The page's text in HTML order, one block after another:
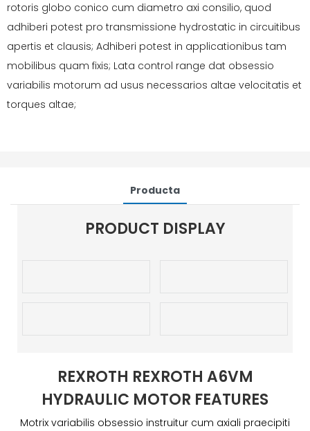
rotoris globo conico cum diametro axi consilio, quod
adhiberi potest pro transmissione hydrostatic in circuitibus
apertis et clausis; Adhiberi potest in applicationibus tam
mobilibus quam fixis; Lata control range dat obsessio
variabilis motorum ad usus necessarios altae velocitatis et
torques altae;
Producta
PRODUCT DISPLAY
REXROTH REXROTH A6VM
HYDRAULIC MOTOR FEATURES
Motrix variabilis obsessio instruitur cum axiali praecipiti